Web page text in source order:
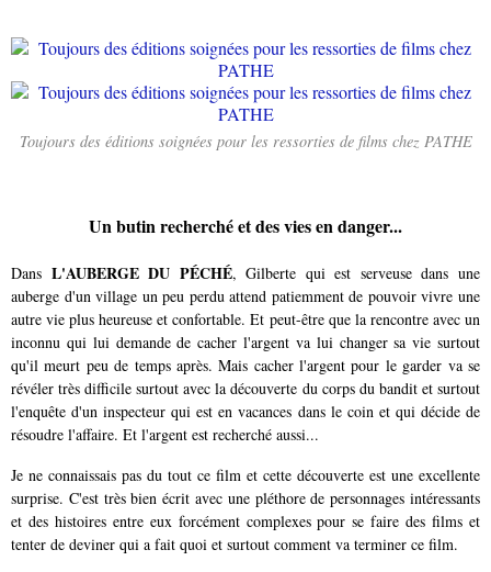
Toujours des éditions soignées pour les ressorties de films chez PATHE
Un butin recherché et des vies en danger...
Dans L'AUBERGE DU PÉCHÉ, Gilberte qui est serveuse dans une
auberge d'un village un peu perdu attend patiemment de pouvoir vivre une
autre vie plus heureuse et confortable. Et peut-être que la rencontre avec un
inconnu qui lui demande de cacher l'argent va lui changer sa vie surtout
qu'il meurt peu de temps après. Mais cacher l'argent pour le garder va se
révéler très difficile surtout avec la découverte du corps du bandit et surtout
l'enquête d'un inspecteur qui est en vacances dans le coin et qui décide de
résoudre l'affaire. Et l'argent est recherché aussi...
Je ne connaissais pas du tout ce film et cette découverte est une excellente
surprise. C'est très bien écrit avec une pléthore de personnages intéressants
et des histoires entre eux forcément complexes pour se faire des films et
tenter de deviner qui a fait quoi et surtout comment va terminer ce film.